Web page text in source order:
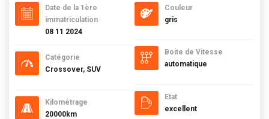
Date de la 1ère
immatriculation
08 11 2024
Catégorie
Crossover, SUV
Kilométrage
20000km
Couleur
gris
Boite de Vitesse
automatique
Etat
excellent